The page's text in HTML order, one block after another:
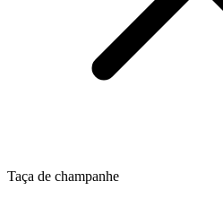
Taça de champanhe